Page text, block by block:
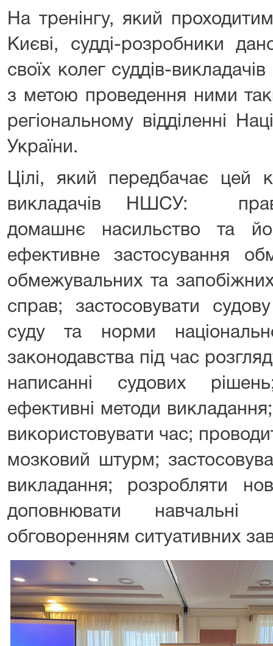
На тренінгу, який
Києві, судді-розробники
своїх колег суддів-
з метою проведення ними
регіональному відділенні
України.
Цілі, який передбачає цей
викладачів НШСУ:
домашнє насильство та
ефективне застосування
обмежувальних та запобіжних
справ; застосовувати
суду та норми
законодавства під час
написанні судових
ефективні методи
використовувати час;
мозковий штурм;
викладання; розробляти
доповнювати навчальні
обговоренням ситуативних